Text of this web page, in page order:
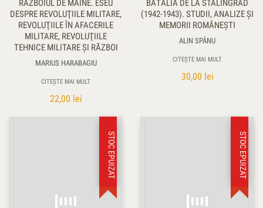
RĂZBOIUL DE MÂINE. ESEU
DESPRE REVOLUŢIILE MILITARE,
REVOLUŢIILE ÎN AFACERILE
MILITARE, REVOLUŢIILE
TEHNICE MILITARE ŞI RĂZBOI
MARIUS HARABAGIU
CITEȘTE MAI MULT
22,00 lei
BĂTĂLIA DE LA STALINGRAD
(1942-1943). STUDII, ANALIZE ȘI
MEMORII ROMÂNEȘTI
ALIN SPÂNU
CITEȘTE MAI MULT
30,00 lei
STOC EPUIZAT STOC EPUIZAT